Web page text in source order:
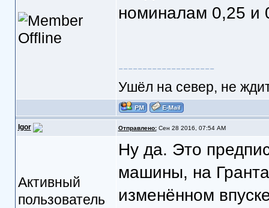
номиналам 0,25 и
--------------------
Ушёл на север, не
Igor Отправлено:Сен 28 2016, 07:54 AM
Активный
пользователь
Ну да. Это
машины, на
изменённом